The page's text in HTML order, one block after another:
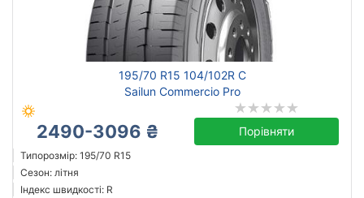
195/70 R15 104/102R C
Sailun Commercio Pro
2490-3096 ₴ Порівняти
Типорозмір: 195/70 R15
Сезон: літня
Індекс швидкості: R